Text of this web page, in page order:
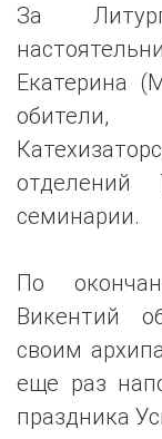
За
Екатерина
отделений
семинарии.
По
Викентий
своим
еще раз
праздника